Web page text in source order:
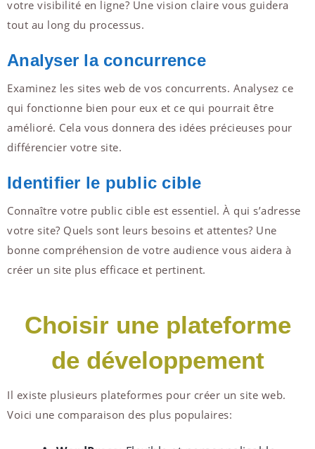
votre visibilité en ligne? Une vision claire vous guidera
tout au long du processus.
Analyser la concurrence
Examinez les sites web de vos concurrents. Analysez ce
qui fonctionne bien pour eux et ce qui pourrait être
amélioré. Cela vous donnera des idées précieuses pour
différencier votre site.
Identifier le public cible
Connaître votre public cible est essentiel. À qui s’adresse
votre site? Quels sont leurs besoins et attentes? Une
bonne compréhension de votre audience vous aidera à
créer un site plus efficace et pertinent.
Choisir une plateforme
de développement
Il existe plusieurs plateformes pour créer un site web.
Voici une comparaison des plus populaires: